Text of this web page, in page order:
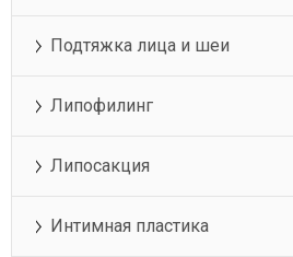
Подтяжка лица и шеи
Липофилинг
Липосакция
Интимная пластика